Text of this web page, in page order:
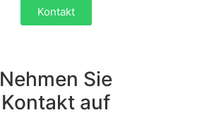
Kontakt
Nehmen Sie
Kontakt auf